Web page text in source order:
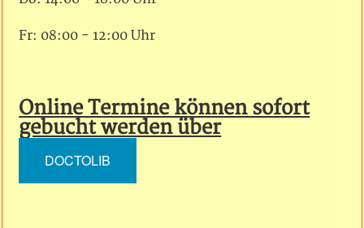
Fr: 08:00 - 12:00 Uhr
Online Termine können sofort
gebucht werden über
DOCTOLIB